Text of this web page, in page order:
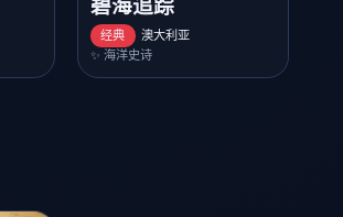
碧海追踪
经典
澳大利亚
✨ 海洋史诗